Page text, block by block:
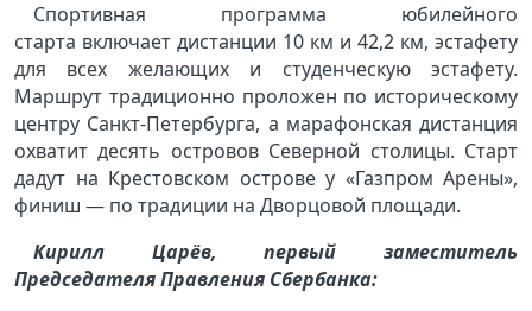
Спортивная программа юбилейного
старта включает дистанции 10 км и 42,2 км, эстафету
для всех желающих и студенческую эстафету.
Маршрут традиционно проложен по историческому
центру Санкт-Петербурга, а марафонская дистанция
охватит десять островов Северной столицы. Старт
дадут на Крестовском острове у «Газпром Арены»,
финиш — по традиции на Дворцовой площади.
Кирилл Царёв, первый заместитель
Председателя Правления Сбербанка: